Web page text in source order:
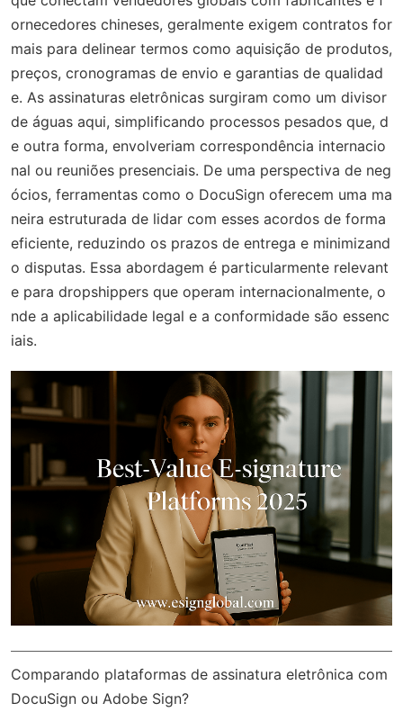
ornecedores chineses, geralmente exigem contratos for
mais para delinear termos como aquisição de produtos,
preços, cronogramas de envio e garantias de qualidad
e. As assinaturas eletrônicas surgiram como um divisor
de águas aqui, simplificando processos pesados que, d
e outra forma, envolveriam correspondência internacio
nal ou reuniões presenciais. De uma perspectiva de neg
ócios, ferramentas como o DocuSign oferecem uma ma
neira estruturada de lidar com esses acordos de forma
eficiente, reduzindo os prazos de entrega e minimizand
o disputas. Essa abordagem é particularmente relevant
e para dropshippers que operam internacionalmente, o
nde a aplicabilidade legal e a conformidade são essenc
iais.
Comparando plataformas de assinatura eletrônica com
DocuSign ou Adobe Sign?